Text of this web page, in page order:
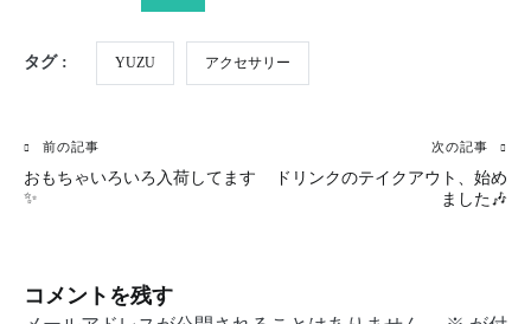
タグ : YUZU アクセサリー
投
稿
ビ
前の記事
おもちゃいろいろ入荷してます
✨
次の記事
ドリンクのテイクアウト、始め
ました🎶
コメントを残す